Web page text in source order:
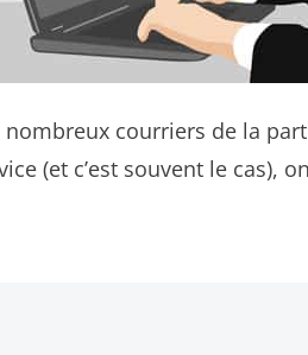
courriers de la
(et c’est souvent le cas),